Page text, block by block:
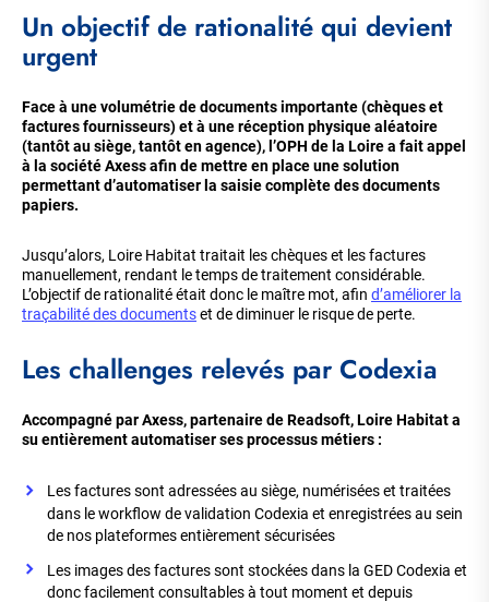
de
la
page
Un objectif de rationalité qui devient
urgent
Face à une volumétrie de documents importante (chèques et
factures fournisseurs) et à une réception physique aléatoire
(tantôt au siège, tantôt en agence), l’OPH de la Loire a fait appel
à la société Axess afin de mettre en place une solution
permettant d’automatiser la saisie complète des documents
papiers.
Jusqu’alors, Loire Habitat traitait les chèques et les factures
manuellement, rendant le temps de traitement considérable.
L’objectif de rationalité était donc le maître mot, afin d’améliorer la
traçabilité des documentset de diminuer le risque de perte.
Les challenges relevés par Codexia
Accompagné par Axess, partenaire de Readsoft, Loire Habitat a
su entièrement automatiser ses processus métiers :
Les factures sont adressées au siège, numérisées et traitées
dans le workflow de validation Codexia et enregistrées au sein
de nos plateformes entièrement sécurisées
Les images des factures sont stockées dans la GED Codexia et
donc facilement consultables à tout moment et depuis